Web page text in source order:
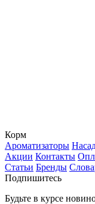
Корм
Ароматизаторы
Акции Контакты
Статьи Бренды
Подпишитесь
Будьте в курсе